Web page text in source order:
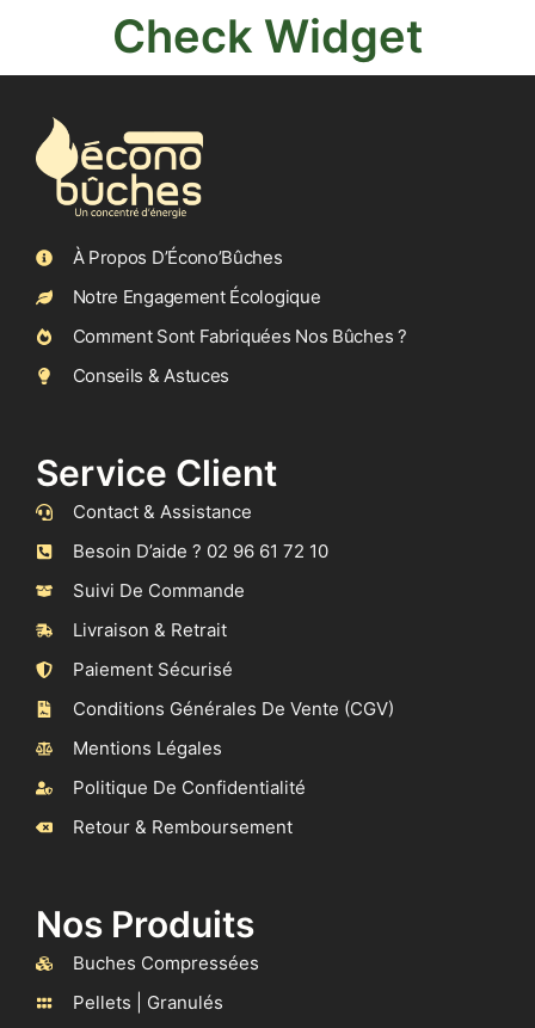
Check Widget
Nos Produits
Buches Compressées
Pellets | Granulés
À Propos D’Écono’Bûches
Notre Engagement Écologique
Comment Sont Fabriquées Nos Bûches ?
Conseils & Astuces
Service Client
Contact & Assistance
Besoin D’aide ? 02 96 61 72 10
Suivi De Commande
Livraison & Retrait
Paiement Sécurisé
Conditions Générales De Vente (CGV)
Mentions Légales
Politique De Confidentialité
Retour & Remboursement